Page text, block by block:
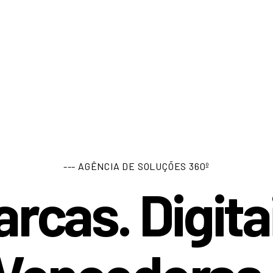
--- AGÊNCIA DE SOLUÇÕES 360º